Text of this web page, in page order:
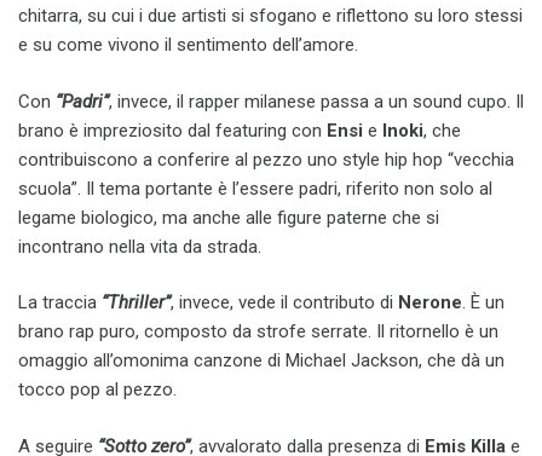
chitarra, su cui i due artisti si sfogano e riflettono su loro stessi
e su come vivono il sentimento dell’amore.
Con “Padri”, invece, il rapper milanese passa a un sound cupo. Il
brano è impreziosito dal featuring con Ensi e Inoki, che
contribuiscono a conferire al pezzo uno style hip hop “vecchia
scuola”. Il tema portante è l’essere padri, riferito non solo al
legame biologico, ma anche alle figure paterne che si
incontrano nella vita da strada.
La traccia “Thriller”, invece, vede il contributo di Nerone. È un
brano rap puro, composto da strofe serrate. Il ritornello è un
omaggio all’omonima canzone di Michael Jackson, che dà un
tocco pop al pezzo.
A seguire “Sotto zero”, avvalorato dalla presenza di Emis Killa e